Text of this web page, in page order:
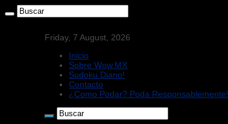
Friday, 7 August, 2026
Inicio
Sobre Wow.MX
Sudoku Diario!
Contacto
¿Como Podar? Poda Responsablemente!